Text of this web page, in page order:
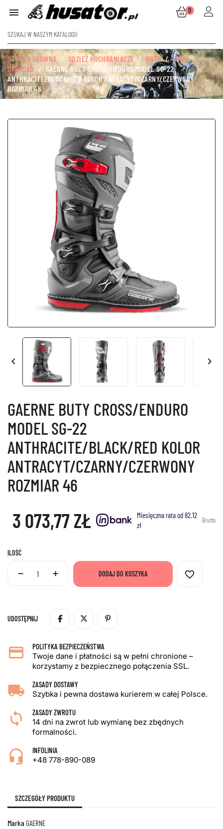
 0
STRONA GŁÓWNA ODZIEŻ I OCHRANIACZE BUTY
BUTY
OFFROAD
GAERNE BUTY CROSS/ENDURO MODEL SG-22
ANTHRACITE/BLACK/RED KOLOR ANTRACYT/CZARNY/CZERWONY
ROZMIAR 46
 
GAERNE BUTY CROSS/ENDURO
MODEL SG-22
ANTHRACITE/BLACK/RED KOLOR
ANTRACYT/CZARNY/CZERWONY
ROZMIAR 46
3 073,77 ZŁ
Miesięczna rata od 82.12
zł
Brutto
ILOŚĆ
DODAJ DO KOSZYKA favorite_border
UDOSTĘPNIJ
POLITYKA BEZPIECZEŃSTWA
Twoje dane i płatności są w pełni chronione –
korzystamy z bezpiecznego połączenia SSL.
ZASADY DOSTAWY
Szybka i pewna dostawa kurierem w całej Polsce.
ZASADY ZWROTU
14 dni na zwrot lub wymianę bez zbędnych
formalności.
INFOLINIA
+48 778-890-089
SZCZEGÓŁY PRODUKTU
MarkaGAERNE